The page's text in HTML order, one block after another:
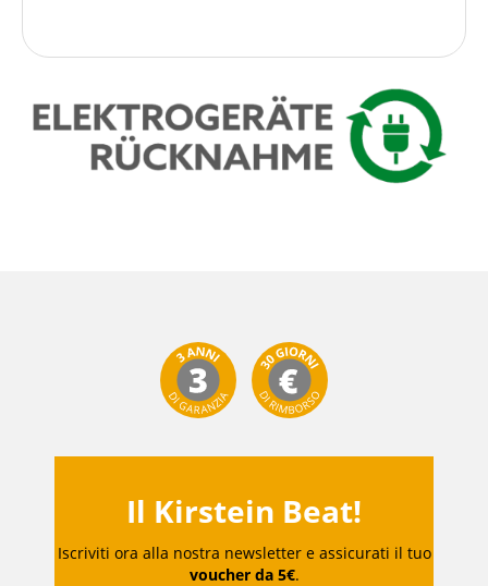
Il Kirstein Beat!
Iscriviti ora alla nostra newsletter e assicurati il tuo
voucher da 5€.